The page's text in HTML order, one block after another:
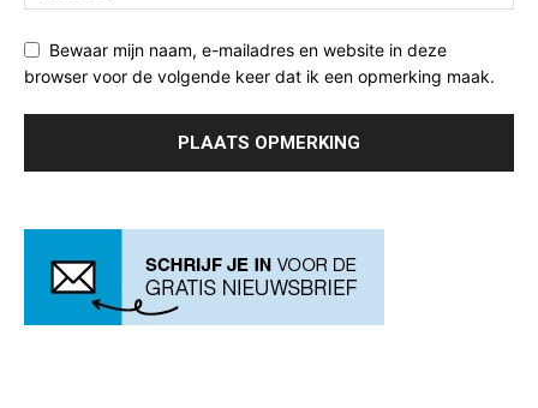
Bewaar mijn naam, e-mailadres en website in deze
browser voor de volgende keer dat ik een opmerking maak.